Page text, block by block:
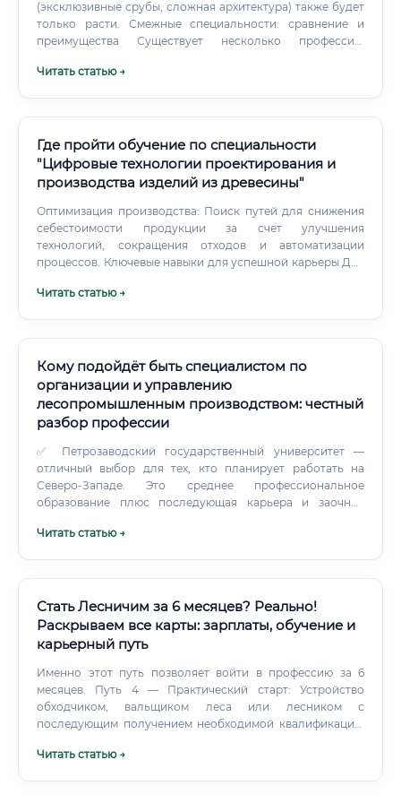
хорошей репутацией нередко открывают собственные
консалтинговые компании или занимаются FSC-аудитом
с доходом 150 000 – 250 000 ₽/месяц.
(эксклюзивные срубы, сложная архитектура) также будет
только расти. Смежные специальности: сравнение и
преимущества Существует несколько профессий,
Основное преимущество профессии специалиста по
Читать статью →
Где пройти обучение по специальности
"Цифровые технологии проектирования и
производства изделий из древесины"
Оптимизация производства: Поиск путей для снижения
себестоимости продукции за счет улучшения
технологий, сокращения отходов и автоматизации
процессов. Ключевые навыки для успешной карьеры Для
сбалансированное сочетание технических знаний (hard
моделирования.
Читать статью →
Кому подойдёт быть специалистом по
организации и управлению
лесопромышленным производством: честный
разбор профессии
✅ Петрозаводский государственный университет —
отличный выбор для тех, кто планирует работать на
Северо-Западе. Это среднее профессиональное
образование плюс последующая карьера и заочное
Кирове, Красноярске, Петрозаводске выпускают
Читать статью →
Стать Лесничим за 6 месяцев? Реально!
Раскрываем все карты: зарплаты, обучение и
карьерный путь
Именно этот путь позволяет войти в профессию за 6
месяцев. Путь 4 — Практический старт: Устройство
обходчиком, вальщиком леса или лесником с
последующим получением необходимой квалификации.
именно с низовых должностей.
Читать статью →